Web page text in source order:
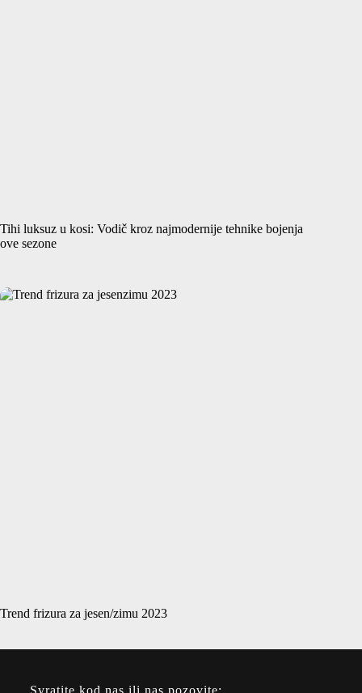
Tihi luksuz u kosi: Vodič kroz najmodernije tehnike bojenja
ove sezone
Trend frizura za jesen/zimu 2023
Svratite kod nas ili nas pozovite: